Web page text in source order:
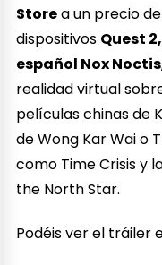
Storea un precio de
dispositivos Quest
español Nox Noctis
realidad virtual
películas chinas de
de Wong Kar Wai o
como Time Crisis y
the North Star.
Podéis ver el tráiler